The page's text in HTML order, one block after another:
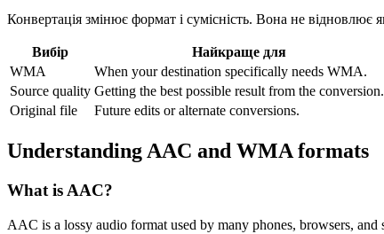
Конвертація змінює формат і сумісність. Вона не відновлює
Вибір Найкраще для
WMA
When your destination specifically needs WMA.
Source quality Getting the best possible result from the conversion.
Original file
Future edits or alternate conversions.
Understanding AAC and WMA formats
What is AAC?
AAC is a lossy audio format used by many phones, browsers,